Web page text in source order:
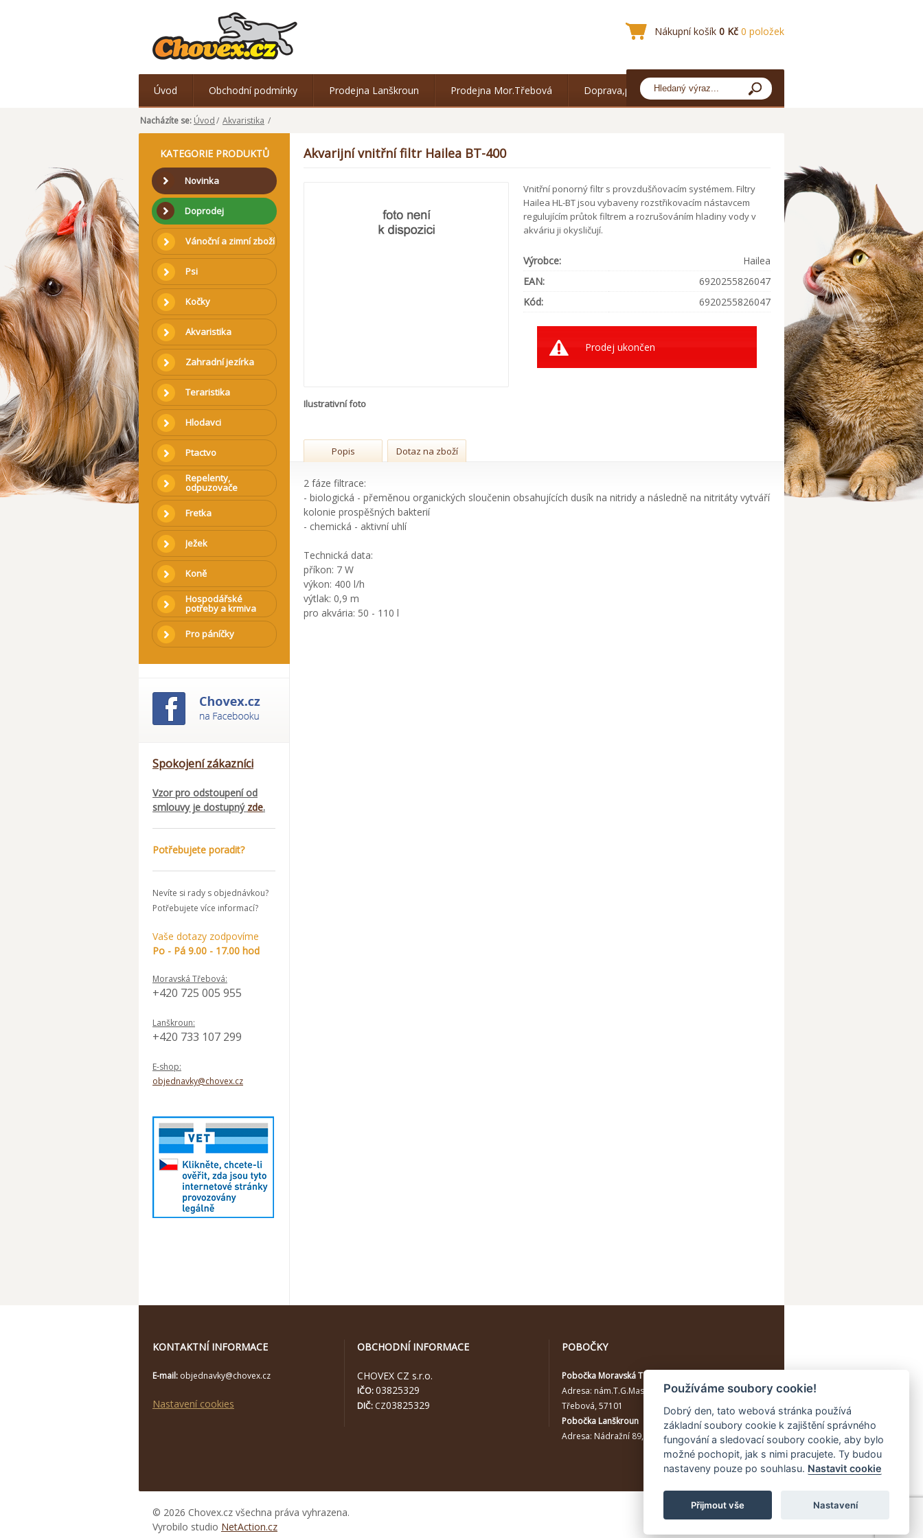
Nákupní košík 0 Kč 0 položek
Úvod Obchodní podmínky Prodejna Lanškroun Prodejna Mor.Třebová Doprava,platba
Nacházíte se: Úvod/ Akvaristika /
KATEGORIE PRODUKTŮ
Novinka
Doprodej
Vánoční a zimní zboží
Psi
Kočky
Akvaristika
Zahradní jezírka
Teraristika
Hlodavci
Ptactvo
Repelenty,
odpuzovače
Fretka
Ježek
Koně
Hospodářské
potřeby a krmiva
Pro páníčky
Spokojení zákazníci
Vzor pro odstoupení od
smlouvy je dostupný zde.
Potřebujete poradit?
Nevíte si rady s objednávkou?
Potřebujete více informací?
Vaše dotazy zodpovíme
Po - Pá 9.00 - 17.00 hod
Moravská Třebová:
+420 725 005 955
Lanškroun:
+420 733 107 299
E-shop:
objednavky@chovex.cz
Akvarijní vnitřní filtr Hailea BT-400
Ilustrativní foto
Vnitřní ponorný filtr s provzdušňovacím systémem. Filtry
Hailea HL-BT jsou vybaveny rozstřikovacím nástavcem
regulujícím průtok filtrem a rozrušováním hladiny vody v
akváriu ji okysličují.
Výrobce:
Hailea
EAN:
6920255826047
Kód:
6920255826047
Prodej ukončen
Popis Dotaz na zboží
2 fáze filtrace:
- biologická - přeměnou organických sloučenin obsahujících dusík na nitridy a následně na nitritáty vytváří
kolonie prospěšných bakterií
- chemická - aktivní uhlí
Technická data:
příkon: 7 W
výkon: 400 l/h
výtlak: 0,9 m
pro akvária: 50 - 110 l
KONTAKTNÍ INFORMACE
E-mail: objednavky@chovex.cz
Nastavení cookies
OBCHODNÍ INFORMACE
CHOVEX CZ s.r.o.
IČO:03825329
DIČ: CZ03825329
POBOČKY
Pobočka Moravská Třebová
Adresa: nám.T.G.Masaryka 114/10a, Moravská
Třebová, 57101
Pobočka Lanškroun
Adresa: Nádražní 89, Lanškroun, 56301
© 2026 Chovex.cz všechna práva vyhrazena.
Vyrobilo studio NetAction.cz
Používáme soubory cookie!
Dobrý den, tato webová stránka používá
základní soubory cookie k zajištění správného
fungování a sledovací soubory cookie, aby bylo
možné pochopit, jak s nimi pracujete. Ty budou
nastaveny pouze po souhlasu. Nastavit cookie
Přijmout vše Nastavení